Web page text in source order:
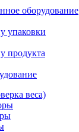
оборудование
упаковки
продукта
веса)